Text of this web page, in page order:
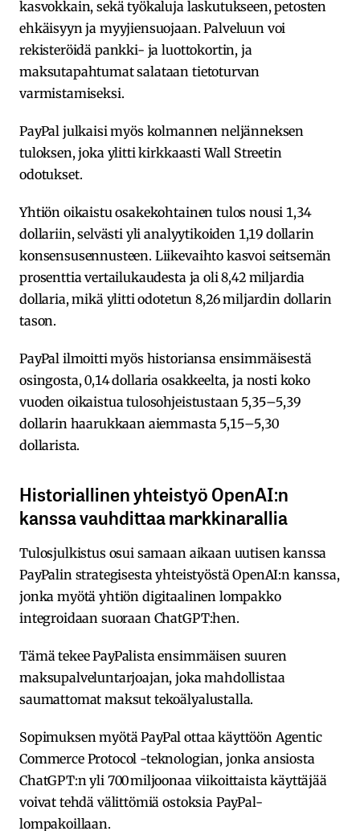
kasvokkain, sekä työkaluja laskutukseen, petosten
ehkäisyyn ja myyjiensuojaan. Palveluun voi
rekisteröidä pankki- ja luottokortin, ja
maksutapahtumat salataan tietoturvan
varmistamiseksi.
PayPal julkaisi myös kolmannen neljänneksen
tuloksen, joka ylitti kirkkaasti Wall Streetin
odotukset.
Yhtiön oikaistu osakekohtainen tulos nousi 1,34
dollariin, selvästi yli analyytikoiden 1,19 dollarin
konsensusennusteen. Liikevaihto kasvoi seitsemän
prosenttia vertailukaudesta ja oli 8,42 miljardia
dollaria, mikä ylitti odotetun 8,26 miljardin dollarin
tason.
PayPal ilmoitti myös historiansa ensimmäisestä
osingosta, 0,14 dollaria osakkeelta, ja nosti koko
vuoden oikaistua tulosohjeistustaan 5,35–5,39
dollarin haarukkaan aiemmasta 5,15–5,30
dollarista.
Historiallinen yhteistyö OpenAI:n
kanssa vauhdittaa markkinarallia
Tulosjulkistus osui samaan aikaan uutisen kanssa
PayPalin strategisesta yhteistyöstä OpenAI:n kanssa,
jonka myötä yhtiön digitaalinen lompakko
integroidaan suoraan ChatGPT:hen.
Tämä tekee PayPalista ensimmäisen suuren
maksupalveluntarjoajan, joka mahdollistaa
saumattomat maksut tekoälyalustalla.
Sopimuksen myötä PayPal ottaa käyttöön Agentic
Commerce Protocol -teknologian, jonka ansiosta
ChatGPT:n yli 700 miljoonaa viikoittaista käyttäjää
voivat tehdä välittömiä ostoksia PayPal-
lompakoillaan.